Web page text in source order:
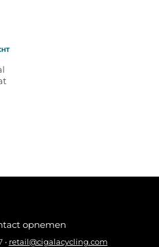
opnemen
• retail@cigalacycling.com